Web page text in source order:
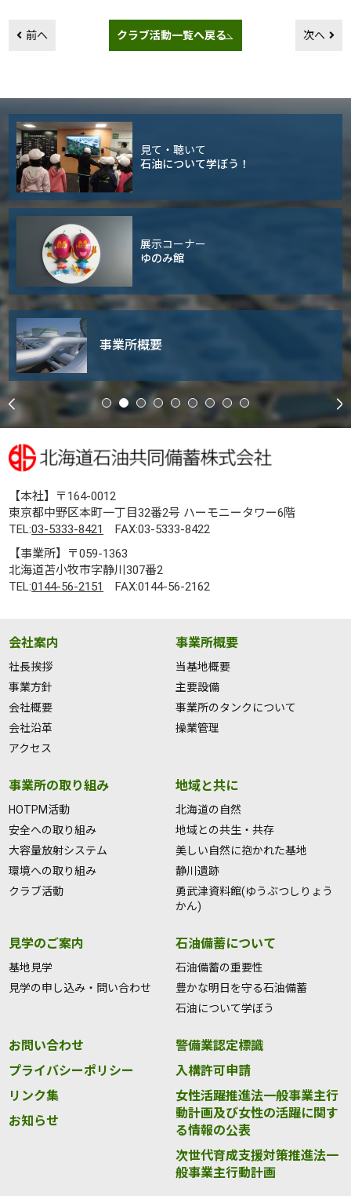
前へ クラブ活動一覧へ戻る 次へ
見て・聴いて
石油について学ぼう！
展示コーナー
ゆのみ館
事業所概要
【本社】〒164-0012
東京都中野区本町一丁目32番2号 ハーモニータワー6階
TEL:03-5333-8421
FAX:03-5333-8422
【事業所】〒059-1363
北海道苫小牧市字静川307番2
TEL:0144-56-2151 FAX:0144-56-2162
会社案内
社長挨拶
事業方針
会社概要
会社沿革
アクセス
事業所概要
当基地概要
主要設備
事業所のタンクについて
操業管理
事業所の取り組み
HOTPM活動
安全への取り組み
大容量放射システム
環境への取り組み
クラブ活動
地域と共に
北海道の自然
地域との共生・共存
美しい自然に抱かれた基地
静川遺跡
勇武津資料館(ゆうぶつしりょう
かん)
見学のご案内
基地見学
見学の申し込み・問い合わせ
石油備蓄について
石油備蓄の重要性
豊かな明日を守る石油備蓄
石油について学ぼう
お問い合わせ
プライバシーポリシー
リンク集
お知らせ
警備業認定標識
入構許可申請
女性活躍推進法一般事業主行
動計画及び女性の活躍に関す
る情報の公表
次世代育成支援対策推進法一
般事業主行動計画